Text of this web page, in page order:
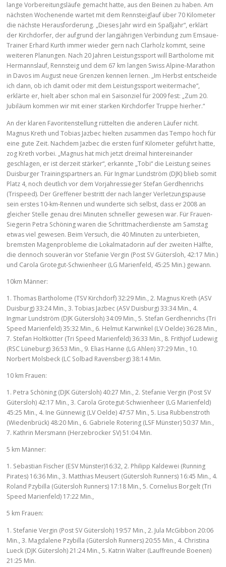
lange Vorbereitungsläufe gemacht hatte, aus den Beinen zu haben. Am
nächsten Wochenende wartet mit dem Rennsteiglauf über 70 Kilometer
die nächste Herausforderung. „Dieses Jahr wird ein Spaßjahr“, erklärt
der Kirchdorfer, der aufgrund der langjährigen Verbindung zum Emsaue-
Trainer Erhard Kurth immer wieder gern nach Clarholz kommt, seine
weiteren Planungen. Nach 20 Jahren Leistungssport will Bartholome mit
Hermannslauf, Rennsteig und dem 67 km langen Swiss Alpine-Marathon
in Davos im August neue Grenzen kennen lernen. „Im Herbst entscheide
ich dann, ob ich damit oder mit dem Leistungssport weitermache“,
erklärte er, hielt aber schon mal ein Saisonziel für 2009 fest: „Zum 20.
Jubiläum kommen wir mit einer starken Kirchdorfer Truppe hierher.“
An der klaren Favoritenstellung rüttelten die anderen Läufer nicht.
Magnus Kreth und Tobias Jazbec hielten zusammen das Tempo hoch für
eine gute Zeit. Nachdem Jazbec die ersten fünf Kilometer geführt hatte,
zog Kreth vorbei. „Magnus hat mich jetzt dreimal hintereinander
geschlagen, er ist derzeit stärker“, erkannte „Tobi“ die Leistung seines
Duisburger Trainingspartners an. Für Ingmar Lundström (DJK) blieb somit
Platz 4, noch deutlich vor dem Vorjahressieger Stefan Gerdhenrichs
(Trispeed). Der Greffener bestritt der nach langer Verletzungspause
sein erstes 10-km-Rennen und wunderte sich selbst, dass er 2008 an
gleicher Stelle genau drei Minuten schneller gewesen war. Für Frauen-
Siegerin Petra Schöning waren die Schrittmacherdienste am Samstag
etwas viel gewesen. Beim Versuch, die 40 Minuten zu unterbieten,
bremsten Magenprobleme die Lokalmatadorin auf der zweiten Hälfte,
die dennoch souverän vor Stefanie Vergin (Post SV Gütersloh, 42:17 Min.)
und Carola Grotegut-Schwienheer (LG Marienfeld, 45:25 Min.) gewann.
10km Männer:
1. Thomas Bartholome (TSV Kirchdorf) 32:29 Min., 2. Magnus Kreth (ASV
Duisburg) 33:24 Min., 3. Tobias Jazbec (ASV Duisburg) 33:34 Min., 4.
Ingmar Lundström (DJK Gütersloh) 34:09 Min., 5. Stefan Gerdhenrichs (Tri
Speed Marienfeld) 35:32 Min., 6. Helmut Karwinkel (LV Oelde) 36:28 Min.,
7. Stefan Holtkötter (Tri Speed Marienfeld) 36:33 Min., 8. Frithjof Ludewig
(RSC Lüneburg) 36:53 Min., 9. Elias Hanne (LG Ahlen) 37:29 Min., 10.
Norbert Molsbeck (LC Solbad Ravensberg) 38:14 Min.
10 km Frauen:
1. Petra Schöning (DJK Gütersloh) 40:27 Min., 2. Stefanie Vergin (Post SV
Gütersloh) 42:17 Min., 3. Carola Grotegut-Schwienheer (LG Marienfeld)
45:25 Min., 4. Ine Günnewig (LV Oelde) 47:57 Min., 5. Lisa Rubbenstroth
(Wiedenbrück) 48:20 Min., 6. Gabriele Rotering (LSF Münster) 50:37 Min.,
7. Kathrin Mersmann (Herzebrocker SV) 51:04 Min.
5 km Männer:
1. Sebastian Fischer (ESV Münster)16:32, 2. Philipp Kaldewei (Running
Pirates) 16:36 Min., 3. Matthias Meusert (Gütersloh Runners) 16:45 Min., 4.
Roland Pzybilla (Gütersloh Runners) 17:18 Min., 5. Cornelius Borgelt (Tri
Speed Marienfeld) 17:22 Min.,
5 km Frauen:
1. Stefanie Vergin (Post SV Gütersloh) 19:57 Min., 2. Jula McGibbon 20:06
Min., 3. Magdalene Pzybilla (Gütersloh Runners) 20:55 Min., 4. Christina
Lueck (DJK Gütersloh) 21:24 Min., 5. Katrin Walter (Lauffreunde Boenen)
21:25 Min.